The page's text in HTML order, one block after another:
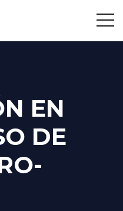
EN
DE